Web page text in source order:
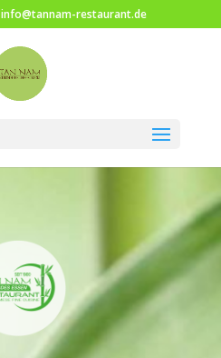
info@tannam-restaurant.de